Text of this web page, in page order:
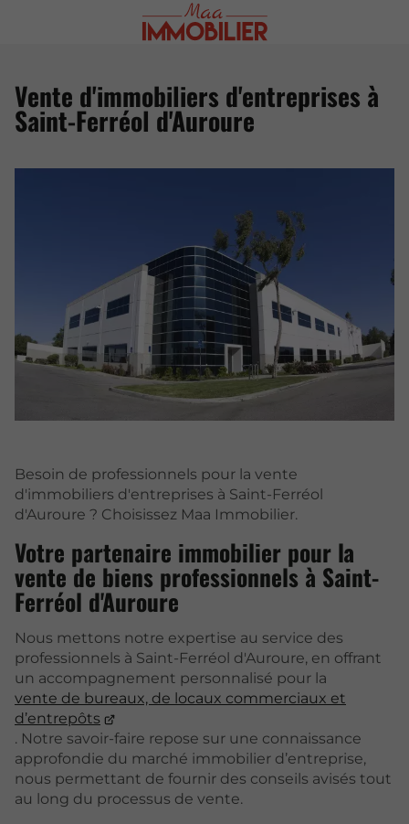
Vente d'immobiliers d'entreprises à
Saint-Ferréol d'Auroure
Besoin de professionnels pour la vente
d'immobiliers d'entreprises à Saint-Ferréol
d'Auroure ? Choisissez Maa Immobilier.
Votre partenaire immobilier pour la
vente de biens professionnels à Saint-
Ferréol d'Auroure
Nous mettons notre expertise au service des
professionnels à Saint-Ferréol d'Auroure, en offrant
un accompagnement personnalisé pour la
vente de bureaux, de locaux commerciaux et
d’entrepôts
. Notre savoir-faire repose sur une connaissance
approfondie du marché immobilier d’entreprise,
nous permettant de fournir des conseils avisés tout
au long du processus de vente.